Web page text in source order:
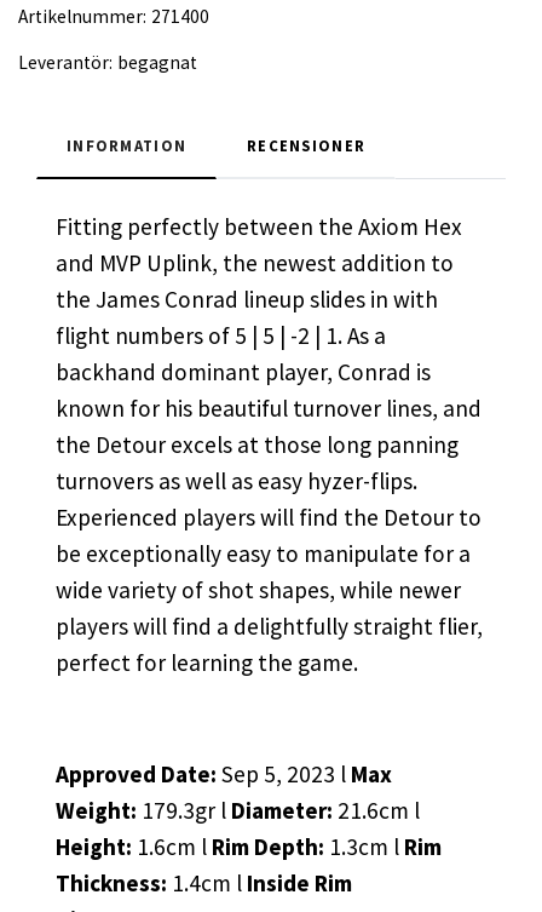
Artikelnummer: 271400
Leverantör: begagnat
INFORMATION RECENSIONER
Fitting perfectly between the Axiom Hex
and MVP Uplink, the newest addition to
the James Conrad lineup slides in with
flight numbers of 5 | 5 | -2 | 1. As a
backhand dominant player, Conrad is
known for his beautiful turnover lines, and
the Detour excels at those long panning
turnovers as well as easy hyzer-flips.
Experienced players will find the Detour to
be exceptionally easy to manipulate for a
wide variety of shot shapes, while newer
players will find a delightfully straight flier,
perfect for learning the game.
Approved Date: Sep 5, 2023 l Max
Weight: 179.3gr l Diameter: 21.6cm l
Height: 1.6cm l Rim Depth: 1.3cm l Rim
Thickness: 1.4cm l Inside Rim